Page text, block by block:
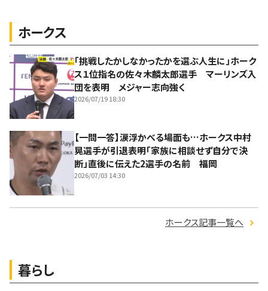
ホークス
「挑戦したかしなかったかを選ぶ人生に」ホーク
ス１位指名の佐々木麟太郎選手 マーリンズ入
団を表明 メジャー志向強く
2026/07/19 18:30
【一問一答】涙浮かべる場面も…ホークス中村
晃選手が引退表明「家族に相談せず自分で決
断」直後に伝えた2選手の名前 福岡
2026/07/03 14:30
ホークス記事一覧へ
暮らし